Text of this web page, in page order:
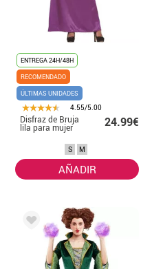
ENTREGA 24H/48H
RECOMENDADO
ÚLTIMAS UNIDADES
4.55/5.00
Disfraz de Bruja
lila para mujer 24.99€
S M
AÑADIR